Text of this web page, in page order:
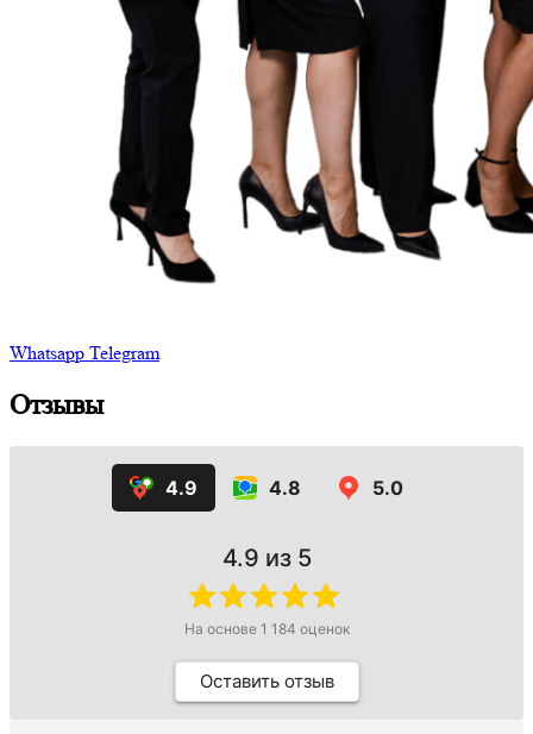
Whatsapp Telegram
Отзывы
4.9 4.8 5.0
4.9 из 5
На основе 1 184 оценок
Оставить отзыв